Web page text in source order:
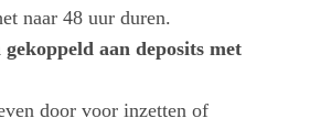
naar 48 uur duren.
aan deposits met
door voor inzetten of